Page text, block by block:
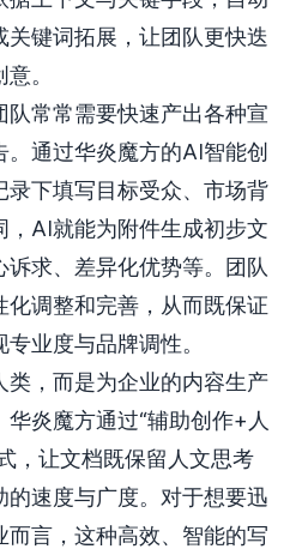
键词拓展，让团队更快迭
。
常常需要快速产出各种宣
通过华炎魔方的AI智能创
录下填写目标受众、市场背
，AI就能为附件生成初步文
求、差异化优势等。团队
化调整和完善，从而既保证
业度与品牌调性。
类，而是为企业的内容生产
炎魔方通过“辅助创作+人
，让文档既保留人文思考
速度与广度。对于想要迅
言，这种高效、智能的写